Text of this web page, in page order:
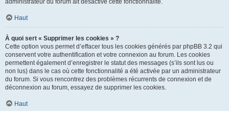
administrateur du forum ait désactivé cette fonctionnalité.
Haut
À quoi sert « Supprimer les cookies » ?
Cette option vous permet d’effacer tous les cookies générés par phpBB 3.2 qui
conservent votre authentification et votre connexion au forum. Les cookies
permettent également d’enregistrer le statut des messages (s’ils sont lus ou
non lus) dans le cas où cette fonctionnalité a été activée par un administrateur
du forum. Si vous rencontrez des problèmes récurrents de connexion et de
déconnexion au forum, essayez de supprimer les cookies.
Haut